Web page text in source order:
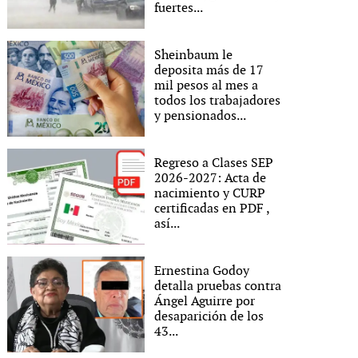
Un tráiler que transportaba garbanzo aparentemente
vehículos dejando una persona sin vida y cuatro
León. CORTESÍA
fuertes...
Sheinbaum le
deposita más de 17
mil pesos al mes a
todos los trabajadores
y pensionados...
Regreso a Clases SEP
2026-2027: Acta de
nacimiento y CURP
certificadas en PDF ,
así...
Ernestina Godoy
detalla pruebas contra
Ángel Aguirre por
desaparición de los
43...